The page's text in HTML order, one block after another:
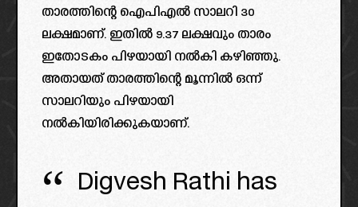
താരത്തിന്റെ ഐപിഎൽ സാലറി 30
ലക്ഷമാണ്. ഇതിൽ 9.37 ലക്ഷവും താരം
ഇതോടകം പിഴയായി നൽകി കഴിഞ്ഞു.
അതായത് താരത്തിന്റെ മൂന്നിൽ ഒന്ന്
സാലറിയും പിഴയായി
നൽകിയിരിക്കുകയാണ്.
Digvesh Rathi has